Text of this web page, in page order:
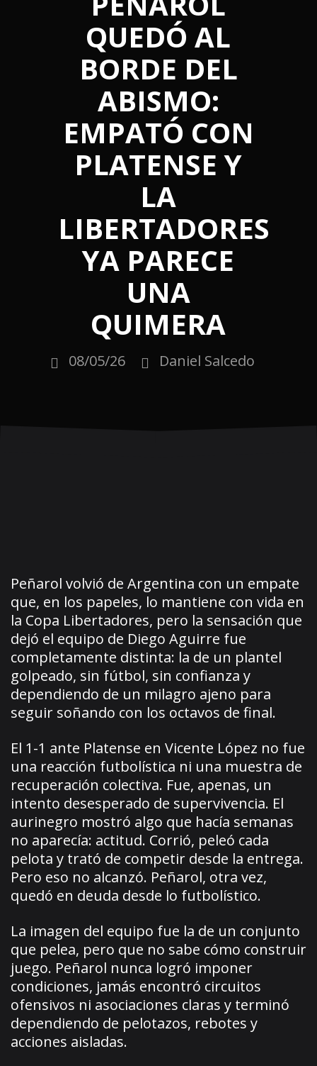
QUEDÓ AL
BORDE DEL
ABISMO:
EMPATÓ CON
PLATENSE Y
LA
LIBERTADORES
YA PARECE
UNA
QUIMERA
08/05/26 Daniel Salcedo
Peñarol volvió de Argentina con un empate
que, en los papeles, lo mantiene con vida en
la Copa Libertadores, pero la sensación que
dejó el equipo de Diego Aguirre fue
completamente distinta: la de un plantel
golpeado, sin fútbol, sin confianza y
dependiendo de un milagro ajeno para
seguir soñando con los octavos de final.
El 1-1 ante Platense en Vicente López no fue
una reacción futbolística ni una muestra de
recuperación colectiva. Fue, apenas, un
intento desesperado de supervivencia. El
aurinegro mostró algo que hacía semanas
no aparecía: actitud. Corrió, peleó cada
pelota y trató de competir desde la entrega.
Pero eso no alcanzó. Peñarol, otra vez,
quedó en deuda desde lo futbolístico.
La imagen del equipo fue la de un conjunto
que pelea, pero que no sabe cómo construir
juego. Peñarol nunca logró imponer
condiciones, jamás encontró circuitos
ofensivos ni asociaciones claras y terminó
dependiendo de pelotazos, rebotes y
acciones aisladas.